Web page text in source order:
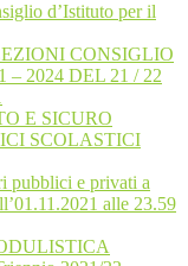
d’Istituto per il
CONSIGLIO
– 2024 DEL 21 / 22
E SICURO
SCOLASTICI
pubblici e privati a
alle 23.59